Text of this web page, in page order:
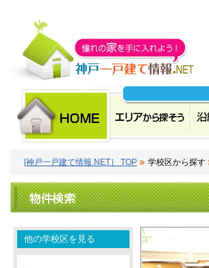
[神戸一戸建て情報.NET］ TOP 学校区から探す
他の学校区を見る